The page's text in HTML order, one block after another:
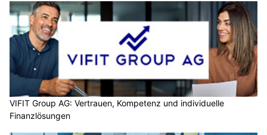
VIFIT Group AG: Vertrauen, Kompetenz und individuelle
Finanzlösungen